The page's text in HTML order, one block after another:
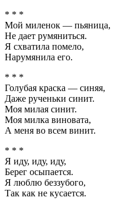
* * *
Мой миленок — пьяница,
Не дает румяниться.
Я схватила помело,
Нарумянила его.
* * *
Голубая краска — синяя,
Даже рученьки синит.
Моя милая синит.
Моя милка виновата,
А меня во всем винит.
* * *
Я иду, иду, иду,
Берег осыпается.
Я люблю беззубого,
Так как не кусается.